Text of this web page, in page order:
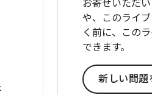
お寄せいただ
や、このライ
く前に、この
できます。
新しい問題